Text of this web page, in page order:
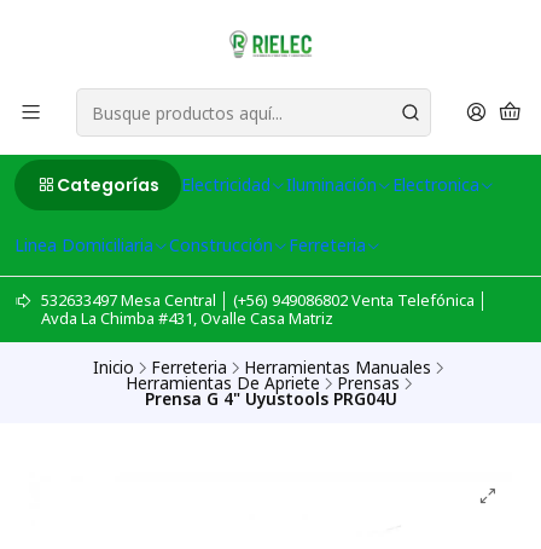
Categorías Electricidad Iluminación Electronica
Linea Domiciliaria Construcción Ferreteria
532633497 Mesa Central │ (+56) 949086802 Venta Telefónica │
Avda La Chimba #431, Ovalle Casa Matriz
Inicio Ferreteria Herramientas Manuales
Herramientas De Apriete Prensas
Prensa G 4" Uyustools PRG04U